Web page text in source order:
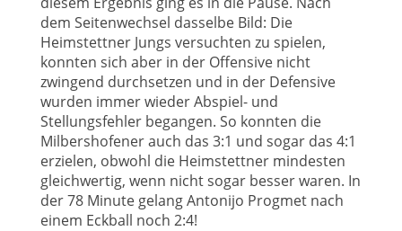
dem Seitenwechsel dasselbe Bild: Die
Heimstettner Jungs versuchten zu spielen,
konnten sich aber in der Offensive nicht
zwingend durchsetzen und in der Defensive
wurden immer wieder Abspiel- und
Stellungsfehler begangen. So konnten die
Milbershofener auch das 3:1 und sogar das 4:1
erzielen, obwohl die Heimstettner mindesten
gleichwertig, wenn nicht sogar besser waren. In
der 78 Minute gelang Antonijo Progmet nach
einem Eckball noch 2:4!